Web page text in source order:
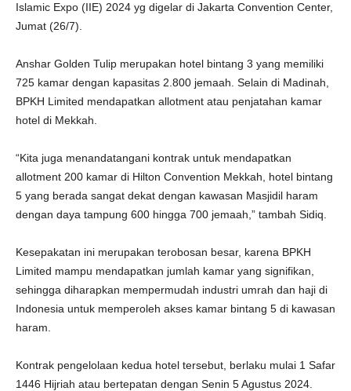
Islamic Expo (IIE) 2024 yg digelar di Jakarta Convention Center,
Jumat (26/7).
Anshar Golden Tulip merupakan hotel bintang 3 yang memiliki
725 kamar dengan kapasitas 2.800 jemaah. Selain di Madinah,
BPKH Limited mendapatkan allotment atau penjatahan kamar
hotel di Mekkah.
“Kita juga menandatangani kontrak untuk mendapatkan
allotment 200 kamar di Hilton Convention Mekkah, hotel bintang
5 yang berada sangat dekat dengan kawasan Masjidil haram
dengan daya tampung 600 hingga 700 jemaah,” tambah Sidiq.
Kesepakatan ini merupakan terobosan besar, karena BPKH
Limited mampu mendapatkan jumlah kamar yang signifikan,
sehingga diharapkan mempermudah industri umrah dan haji di
Indonesia untuk memperoleh akses kamar bintang 5 di kawasan
haram.
Kontrak pengelolaan kedua hotel tersebut, berlaku mulai 1 Safar
1446 Hijriah atau bertepatan dengan Senin 5 Agustus 2024.